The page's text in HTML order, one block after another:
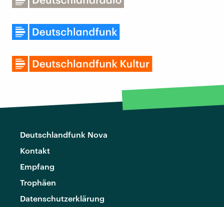
Deutschlandfunk Nova
Kontakt
Empfang
Trophäen
Datenschutzerklärung